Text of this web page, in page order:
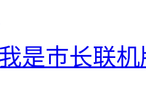
是巿长联机